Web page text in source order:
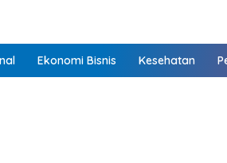
Ekonomi Bisnis Kesehatan